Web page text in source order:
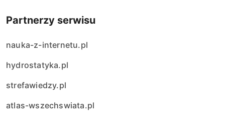
Partnerzy serwisu
nauka-z-internetu.pl
hydrostatyka.pl
strefawiedzy.pl
atlas-wszechswiata.pl